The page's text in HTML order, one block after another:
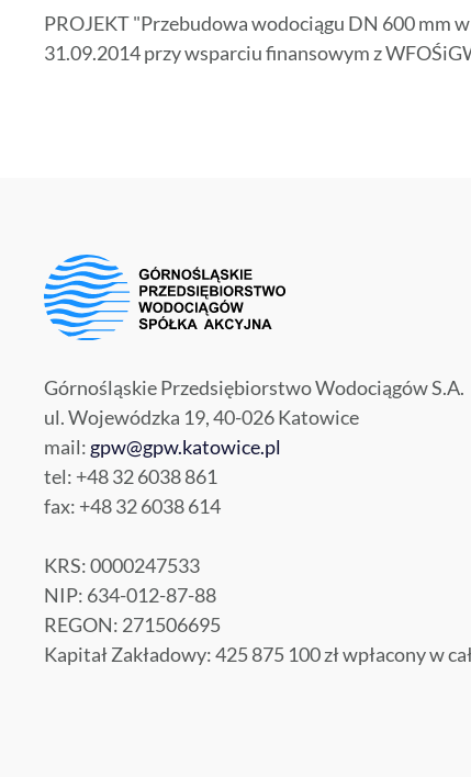
PROJEKT "Przebudowa wodociągu DN 600 mm
31.09.2014 przy wsparciu finansowym z
Górnośląskie Przedsiębiorstwo Wodociągów S.A.
ul. Wojewódzka 19, 40-026 Katowice
mail: gpw@gpw.katowice.pl
tel: +48 32 6038 861
fax: +48 32 6038 614
KRS: 0000247533
NIP: 634-012-87-88
REGON: 271506695
Kapitał Zakładowy: 425 875 100 zł wpłacony w